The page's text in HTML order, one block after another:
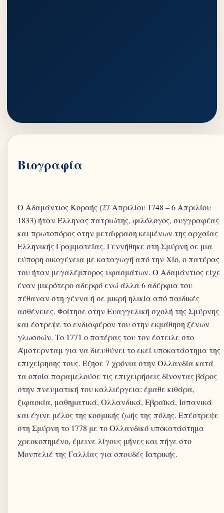
Βιογραφία
Ο Αδαμάντιος Κοραής (27 Απριλίου 1748 – 6 Απριλίου
1833) ήταν Έλληνας πατριώτης, φιλόλογος, συγγραφέας
και πρωτοπόρος στην μετάφραση κειμένων της αρχαίας
Ελληνικής Γραμματείας. Γεννήθηκε στη Σμύρνη σε μια
εύπορη οικογένεια με καταγωγή από την Χίο, ο πατέρας
του ήταν μεγαλέμπορος υφασμάτων. Ο Αδαμάντιος είχε
έναν μικρότερο αδερφό ενώ άλλα 6 αδέρφια του
πέθαναν στη γέννα ή σε μικρή ηλικία από παιδικές
ασθένειες. Φοίτησε στην Ευαγγελική σχολή της Σμύρνης
και έστρεψε το ενδιαφέρον του στην εκμάθηση ξένων
γλωσσών. Το 1771 ο πατέρας του τον έστειλε στο
Άμστερνταμ για να διευθύνει το εκεί υποκατάστημα της
επιχείρησης τους. Έζησε 7 χρόνια στην Ολλανδία κατά
τα οποία παραμελούσε τις επιχειρήσεις δίνοντας βάρος
στην πνευματική του καλλιέργεια: έμαθε κιθάρα,
ξιφασκία, μαθηματικά, Ολλανδικά, Εβραϊκά, Ισπανικά
και έγινε μέλος της κοσμικής ζωής της πόλης. Επέστρεψε
στη Σμύρνη το 1778 με το Ολλανδικό υποκατάστημα
χρεοκοπημένο, έμεινε λίγους μήνες και πήγε στο